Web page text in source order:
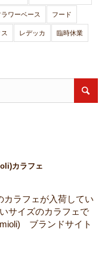
ラワーベース フード
レデッカ 臨時休業
カラフェ
カラフェが入荷してい
サイズのカラフェで
ブランドサイト